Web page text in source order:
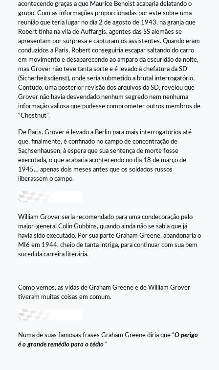
acontecendo graças a que Maurice Benoist acabaria delatando o
grupo. Com as informações proporcionadas por este sobre uma
reunião que teria lugar no dia 2 de agosto de 1943, na granja que
Robert tinha na vila de Auffargis, agentes das SS alemães se
apresentam por surpresa e capturam os assistentes. Quando eram
conduzidos a Paris, Robert conseguiria escapar saltando do carro
em movimento e desaparecendo ao amparo da escuridão da noite,
mas Grover não teve tanta sorte e é levado à chefatura da SD
(Sicherheitsdienst), onde seria submetido a brutal interrogatório.
Contudo, uma posterior revisão dos arquivos da SD, revelou que
Grover não havia desvendado nenhum segredo nem nenhuma
informação valiosa que pudesse comprometer outros membros de
“Chestnut”.
De Paris, Grover é levado a Berlin para mais interrogatórios até
que, finalmente, é confinado no campo de concentração de
Sachsenhausen, à espera que sua sentença de morte fosse
executada, o que acabaria acontecendo no dia 18 de março de
1945… apenas dois meses antes que os soldados russos
liberassem o campo.
William Grover seria recomendado para uma condecoração pelo
major-general Colin Gubbins, quando ainda não se sabia que já
havia sido executado. Por sua parte Graham Greene, abandonaria o
MI6 em 1944, cheio de tanta intriga, para continuar com sua bem
sucedida carreira literária.
Como vemos, as vidas de Graham Greene e de William Grover
tiveram muitas coisas em comum.
Numa de suas famosas frases Graham Greene diria que “O perigo
é o grande remédio para o tédio“